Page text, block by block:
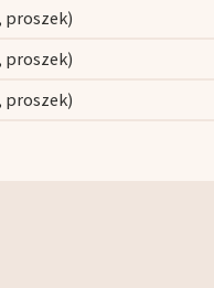
proszek)
proszek)
proszek)